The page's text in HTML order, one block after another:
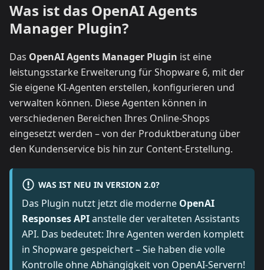
Was ist das OpenAI Agents
Manager Plugin?
Das OpenAI Agents Manager Plugin ist eine
leistungsstarke Erweiterung für Shopware 6, mit der
Sie eigene KI-Agenten erstellen, konfigurieren und
verwalten können. Diese Agenten können in
verschiedenen Bereichen Ihres Online-Shops
eingesetzt werden – von der Produktberatung über
den Kundenservice bis hin zur Content-Erstellung.
WAS IST NEU IN VERSION 2.0?
Das Plugin nutzt jetzt die moderne OpenAI
Responses APIanstelle der veralteten Assistants
API. Das bedeutet: Ihre Agenten werden komplett
in Shopware gespeichert – Sie haben die volle
Kontrolle ohne Abhängigkeit von OpenAI-Servern!